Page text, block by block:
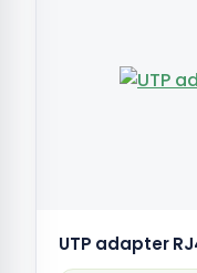
UTP adapter